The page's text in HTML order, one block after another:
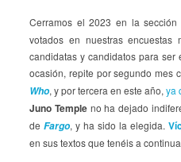
Cerramos el 2023 en la sección
votados en nuestras
candidatas y candidatos para ser
ocasión, repite por segundo mes
Who, y por tercera en este año, ya
Juno Templeno ha dejado
de Fargo, y ha sido la elegida.
en sus textos que tenéis a